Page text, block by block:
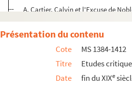
A. Cartier, Calvin et l'Excuse de
Registres du COnseil de Genève,
M. Deloche, La maison du cardinal
J. Lemoine, Correspondance du
L. Lecestre, Mémoires de Saint-
J. Dierauer, Geschichte der
Présentation du contenu
Cote
MS 1384-1412
Titre
Etudes
Date
fin du XIXe